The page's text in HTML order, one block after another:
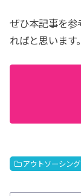
ぜひ本記事を
ればと思います。
アウトソーシング